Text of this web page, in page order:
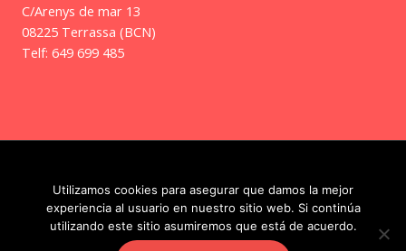
C/Arenys de mar 13
08225 Terrassa (BCN)
Telf: 649 699 485
Copyright © 2026 | Frikitos
Facebook Instagram
Utilizamos cookies para asegurar que damos la mejor
experiencia al usuario en nuestro sitio web. Si continúa
utilizando este sitio asumiremos que está de acuerdo.